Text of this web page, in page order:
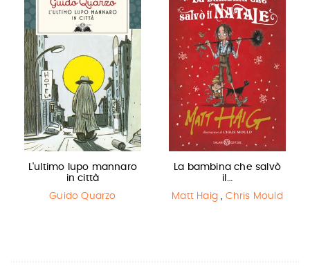
L'ultimo lupo mannaro
in città
Guido Quarzo
La bambina che salvò
il…
Matt Haig , Chris Mould